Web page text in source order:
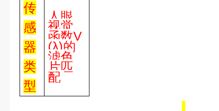
传
感
器
类
型
人眼
视觉
函数V
(λ)的
滤色
片匹
配